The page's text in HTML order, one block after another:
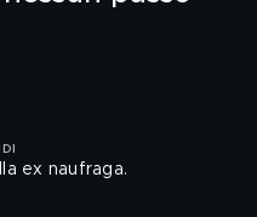
ex naufraga.